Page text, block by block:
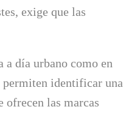
exige que las
a día urbano como en
permiten identificar una
ofrecen las marcas